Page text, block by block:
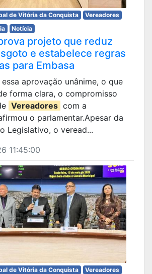
de Vitória da Conquista
Vereadores
Notícia
projeto que reduz
e estabelece regras
para Embasa
essa aprovação unânime, o que
forma clara, o compromisso
Vereadores com a
o parlamentar.Apesar da
Legislativo, o veread...
11:45:00
de Vitória da Conquista Vereadores